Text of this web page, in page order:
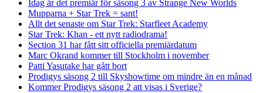
Idag är det premiär för säsong 3 av Strange New Worlds
Mupparna + Star Trek = sant!
Allt det senaste om Star Trek: Starfleet Academy
Star Trek: Khan - ett nytt radiodrama!
Section 31 har fått sitt officiella premiärdatum
Marc Okrand kommer till Stockholm i november
Patti Yasutake har gått bort
Prodigys säsong 2 till Skyshowtime om mindre än en månad
Kommer Prodigys säsong 2 att visas i Sverige?